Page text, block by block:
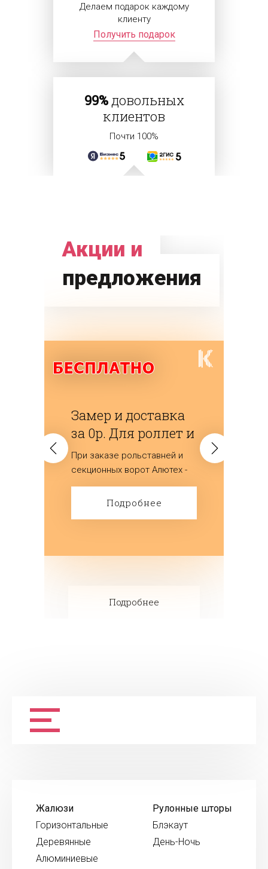
Делаем подарок каждому
клиенту
Получить подарок
99%довольных
клиентов
Почти 100%
Акции и
предложения
Замер и доставка
за 0р. Для роллет и
ворот
(секционных)
При заказе рольставней и
секционных ворот Алютех -
мы дарим замер и доставку
изделий.Подробнее
Подробнее
Жалюзи
Горизонтальные
Деревянные
Алюминиевые
Рулонные шторы
Блэкаут
День-Ночь